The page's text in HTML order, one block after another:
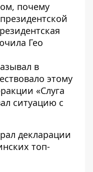
почему
Гео
в
этому
«Слуга
ситуацию с
декларации
топ-